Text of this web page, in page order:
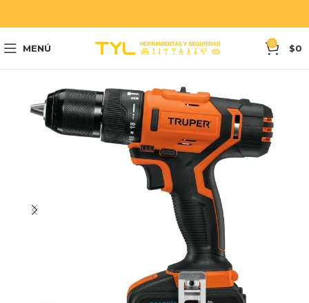
MENÚ 0 $0